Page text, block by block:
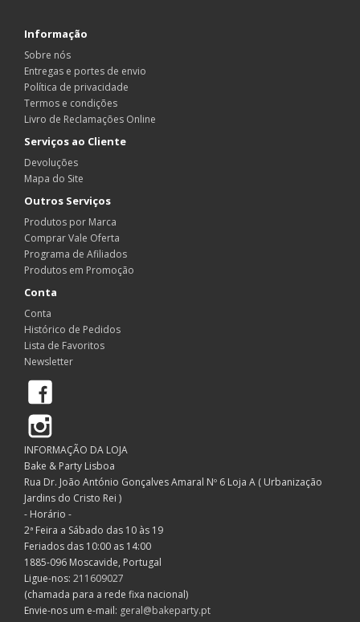
Informação
Sobre nós
Entregas e portes de envio
Política de privacidade
Termos e condições
Livro de Reclamações Online
Serviços ao Cliente
Devoluções
Mapa do Site
Outros Serviços
Produtos por Marca
Comprar Vale Oferta
Programa de Afiliados
Produtos em Promoção
Conta
Conta
Histórico de Pedidos
Lista de Favoritos
Newsletter
INFORMAÇÃO DA LOJA
Bake & Party Lisboa
Rua Dr. João António Gonçalves Amaral Nº 6 Loja A ( Urbanização
Jardins do Cristo Rei )
- Horário -
2ª Feira a Sábado das 10 às 19
Feriados das 10:00 as 14:00
1885-096 Moscavide, Portugal
Ligue-nos: 211609027
(chamada para a rede fixa nacional)
Envie-nos um e-mail: geral@bakeparty.pt